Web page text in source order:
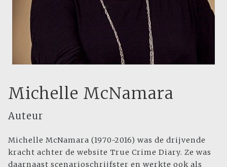
Michelle McNamara
Auteur
Michelle McNamara (1970-2016) was de drijvende
kracht achter de website True Crime Diary. Ze was
daarnaast scenarioschrijfster en werkte ook als